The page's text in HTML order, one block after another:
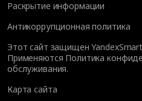
Раскрытие информации
Антикоррупционная политика
Этот сайт защищен
Применяются Политика
обслуживания.
Карта сайта